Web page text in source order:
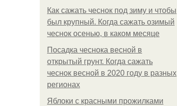
Как сажать чеснок под зиму и чтобы
был крупный. Когда сажать озимый
чеснок осенью, в каком месяце
Посадка чеснока весной в
открытый грунт. Когда сажать
чеснок весной в 2020 году в разных
регионах
Яблоки с красными прожилками